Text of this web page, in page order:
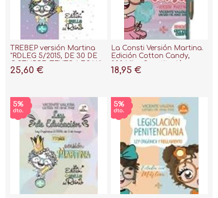
TREBEP versión Martina
"RDLEG 5/2015, DE 30 DE
25,60 €
La Consti Versión Martina.
Edición Cotton Candy,
Española, 1978. Texto
18,95 €